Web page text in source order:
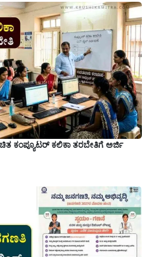
ಏಪ್ರಿಲ್...
ಕಂಪ್ಯೂಟರ್ ಕಲಿಕಾ ತರಬೇತಿಗೆ ಅರ್ಜಿ